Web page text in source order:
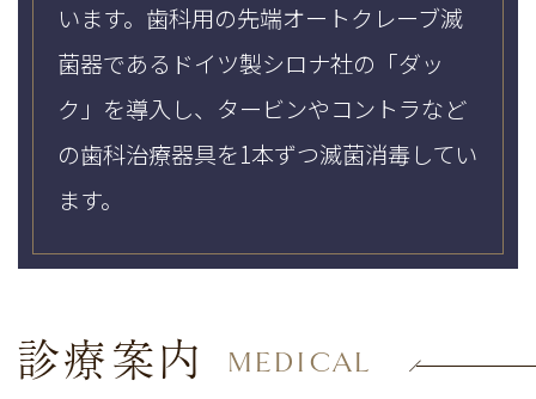
います。歯科用の先端オートクレーブ滅
菌器であるドイツ製シロナ社の「ダッ
ク」を導入し、タービンやコントラなど
の歯科治療器具を1本ずつ滅菌消毒してい
ます。
診療案内 MEDICAL